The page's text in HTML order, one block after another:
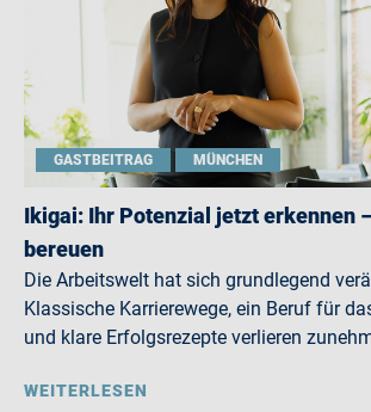
GASTBEITRAG MÜNCHEN
Ikigai: Ihr Potenzial jetzt erkennen
bereuen
Die Arbeitswelt hat sich grundlegend
Klassische Karrierewege, ein Beruf für
und klare Erfolgsrezepte verlieren
WEITERLESEN